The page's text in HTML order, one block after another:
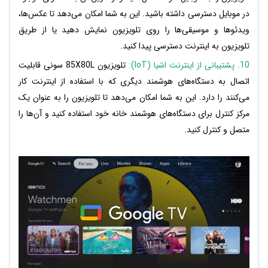
در موبایل دسترسی داشته باشید. این به شما امکان می‌دهد تا عکس‌ها،
ویدئوها و موسیقی‌ها را روی تلویزیون نمایش دهید یا از طریق
تلویزیون به اینترنت دسترسی پیدا کنید.
10. پشتیبانی از اینترنت اشیا (IoT):
تلویزیون 85X80L سونی قابلیت
اتصال به دستگاه‌های هوشمند دیگری که با استفاده از اینترنت کار
می‌کنند را دارد. این به شما امکان می‌دهد تا تلویزیون را به عنوان یک
مرکز کنترل برای دستگاه‌های هوشمند خانه خود استفاده کنید و آن‌ها را
متصل و کنترل کنید.